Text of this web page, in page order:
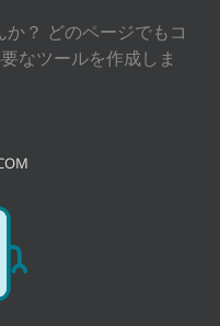
？ どのページでもコ
なツールを作成しま